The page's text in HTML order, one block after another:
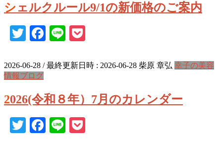
シェルクルール9/1の新価格のご案内
TwitterFacebook
Line
2026-06-28 / 最終更新日時 : 2026-06-28 柴原 章弘 幸子の美容
情報ブログ
2026(令和８年）7月のカレンダー
TwitterFacebook
Line